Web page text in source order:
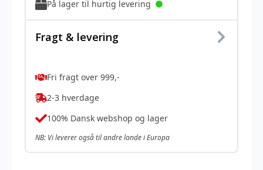
På lager til hurtig levering
Fragt & levering
Fri fragt over 999,-
2-3 hverdage
100% Dansk webshop og lager
NB: Vi leverer også til andre lande i Europa